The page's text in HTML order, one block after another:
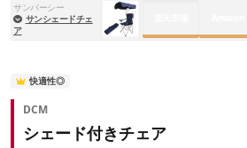
サンパーシー
サンシェードチェ
ア
快適性◎
DCM
シェード付きチェア